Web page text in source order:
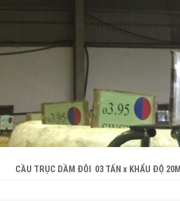
CẦU TRỤC DẦM ĐÔI 03 TẤN x KHẨU ĐỘ 20M